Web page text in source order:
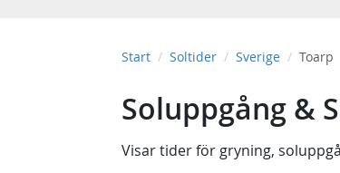
Start Soltider Sverige Toarp
Soluppgång &
Visar tider för gryning,